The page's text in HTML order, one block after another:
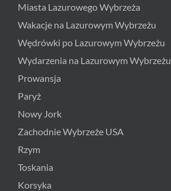
Miasta Lazurowego Wybrzeża
Wakacje na Lazurowym Wybrzeżu
Wędrówki po Lazurowym Wybrzeżu
Wydarzenia na Lazurowym Wybrzeżu
Prowansja
Paryż
Nowy Jork
Zachodnie Wybrzeże USA
Rzym
Toskania
Korsyka